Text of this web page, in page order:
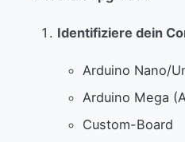
Identifiziere dein
Arduino Nano/
Arduino Mega
Custom-Board